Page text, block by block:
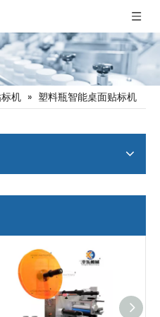
机 » 塑料瓶智能桌面贴标机